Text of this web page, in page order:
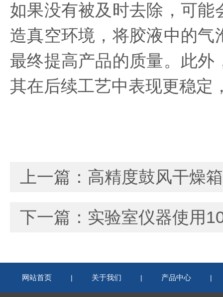
如果没有被及时去除，可
造真空环境，将胶液中的
最终提高产品的质量。此
其在后续工艺中表现更稳定
上一篇： 高精度鼓风干燥
下一篇： 实验室仪器使用
网站首页 | 关于我们 | 产品中心 |